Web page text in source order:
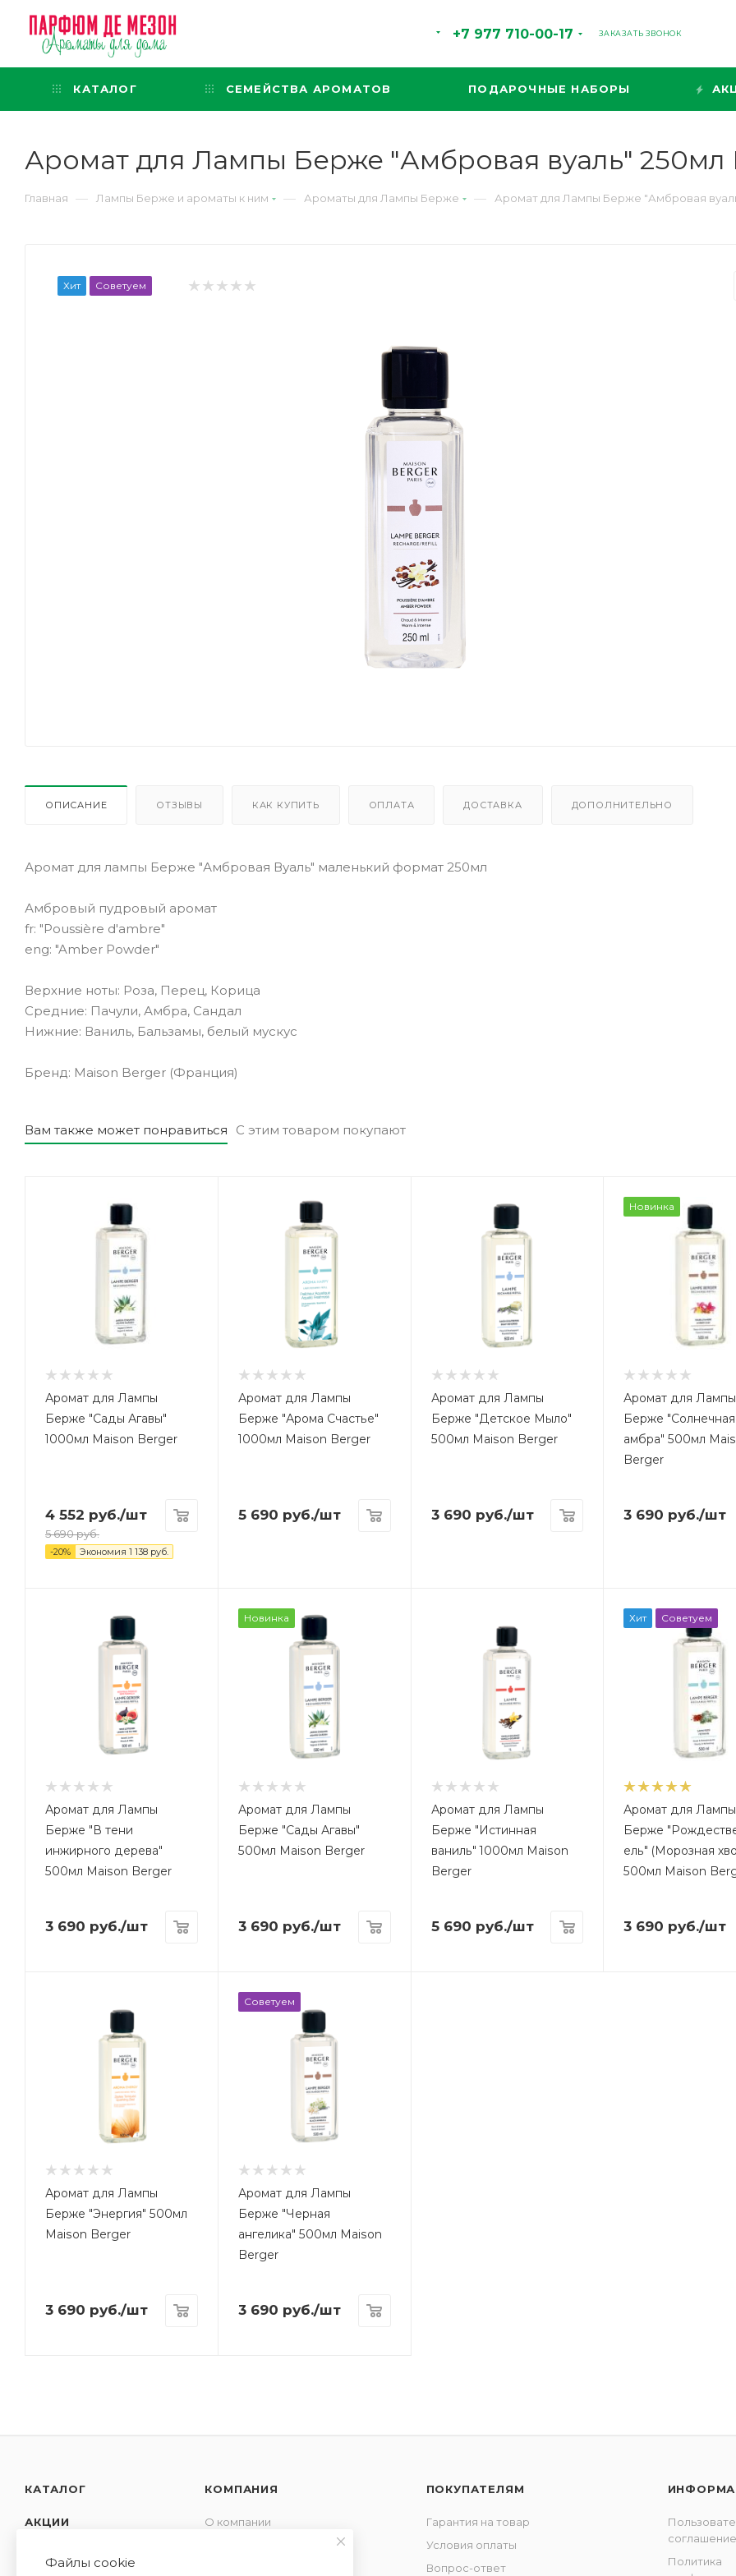
+7 977 710-00-17 ЗАКАЗАТЬ ЗВОНОК
КАТАЛОГ СЕМЕЙСТВА АРОМАТОВ ПОДАРОЧНЫЕ НАБОРЫ
Аромат для Лампы Берже "Амбровая вуаль" 250мл
Главная — Лампы Берже и ароматы к ним — Ароматы для Лампы Берже — Аромат для Лампы Берже "Амбровая
Хит Советуем
ОПИСАНИЕ ОТЗЫВЫ КАК КУПИТЬ ОПЛАТА ДОСТАВКА ДОПОЛНИТЕЛЬНО
Аромат для лампы Берже "Амбровая Вуаль" маленький формат 250мл
Амбровый пудровый аромат
fr: "Poussière d'ambre"
eng: "Amber Powder"
Верхние ноты: Роза, Перец, Корица
Средние: Пачули, Амбра, Сандал
Нижние: Ваниль, Бальзамы, белый мускус
Бренд: Maison Berger (Франция)
Вам также может понравиться С этим товаром покупают
Аромат для Лампы
Берже "Сады Агавы"
1000мл Maison Berger
4 552 руб./шт
5 690руб.
-20% Экономия 1 138 руб.
Аромат для Лампы
Берже "Арома Счастье"
1000мл Maison Berger
5 690 руб./шт
Аромат для Лампы
Берже "Детское Мыло"
500мл Maison Berger
3 690 руб./шт
Новинка
Аромат для Лампы
Берже "Солнечная
амбра" 500мл
Berger
3 690 руб./шт
Аромат для Лампы
Берже "В тени
инжирного дерева"
500мл Maison Berger
3 690 руб./шт
Новинка
Аромат для Лампы
Берже "Сады Агавы"
500мл Maison Berger
3 690 руб./шт
Аромат для Лампы
Берже "Истинная
ваниль" 1000мл Maison
Berger
5 690 руб./шт
Хит Советуем
Аромат для Лампы
Берже
ель" (Морозная
500мл Maison
3 690 руб./шт
Аромат для Лампы
Берже "Энергия" 500мл
Maison Berger
3 690 руб./шт
Советуем
Аромат для Лампы
Берже "Черная
ангелика" 500мл Maison
Berger
3 690 руб./шт
КАТАЛОГ
АКЦИИ
КОМПАНИЯ
О компании
ПОКУПАТЕЛЯМ
Гарантия на товар
Условия оплаты
Вопрос-ответ
соглашение
Политика
Файлы cookie